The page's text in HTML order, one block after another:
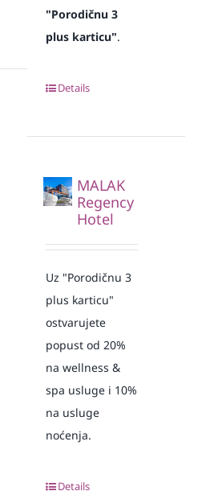
"Porodičnu 3
plus karticu".
Details
MALAK
Regency
Hotel
Uz "Porodičnu 3
plus karticu"
ostvarujete
popust od 20%
na wellness &
spa usluge i 10%
na usluge
noćenja.
Details